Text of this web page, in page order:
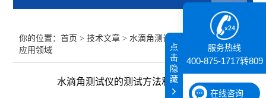
纳米粒度仪
膜厚仪
你的位置：首页 >技术文章 > 水滴角测试仪的测试方法和
应用领域
水滴角测试仪的测试方法和应用领域
服务热线
400-875-1717转809
在线咨询
点
击
隐
藏